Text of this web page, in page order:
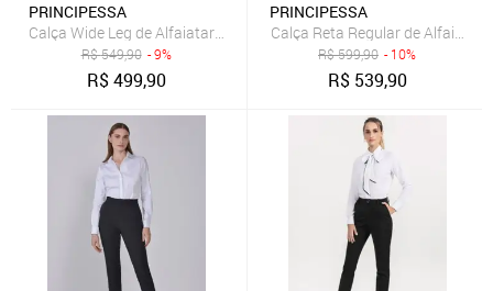
PRINCIPESSA
Calça Wide Leg de Alfaiataria Creponada Verde Oliva Val
R$549,90 - 9%
R$499,90
PRINCIPESSA
Calça Reta Regular de
R$599,90 - 10%
R$ 539,90